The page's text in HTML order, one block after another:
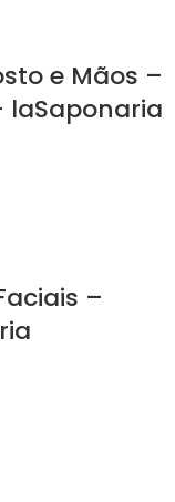
e Mãos –
laSaponaria
–